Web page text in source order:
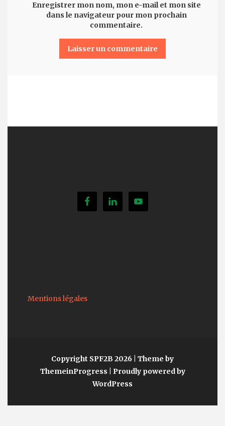
Enregistrer mon nom, mon e-mail et mon site
dans le navigateur pour mon prochain
commentaire.
Mentions légales
Copyright SPF2B 2026
| Theme by
ThemeinProgress
| Proudly powered by
WordPress